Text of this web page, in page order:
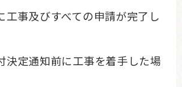
工事及びすべての申請が完了し
決定通知前に工事を着手した場